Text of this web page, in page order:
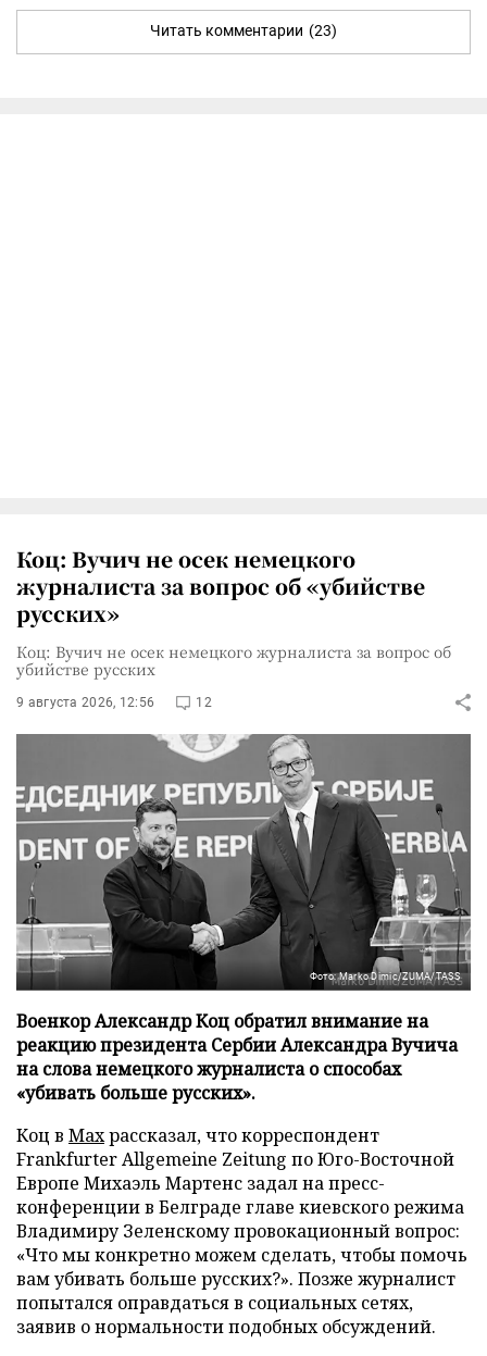
Читать комментарии (23)
Коц: Вучич не осек немецкого
журналиста за вопрос об «убийстве
русских»
Коц: Вучич не осек немецкого журналиста за вопрос об
убийстве русских
9 августа 2026, 12:56 12
Фото: Marko Dimic/ZUMA/TASS
Военкор Александр Коц обратил внимание на
реакцию президента Сербии Александра Вучича
на слова немецкого журналиста о способах
«убивать больше русских».
Коц в Махрассказал, что корреспондент
Frankfurter Allgemeine Zeitung по Юго-Восточной
Европе Михаэль Мартенс задал на пресс-
конференции в Белграде главе киевского режима
Владимиру Зеленскому провокационный вопрос:
«Что мы конкретно можем сделать, чтобы помочь
вам убивать больше русских?». Позже журналист
попытался оправдаться в социальных сетях,
заявив о нормальности подобных обсуждений.